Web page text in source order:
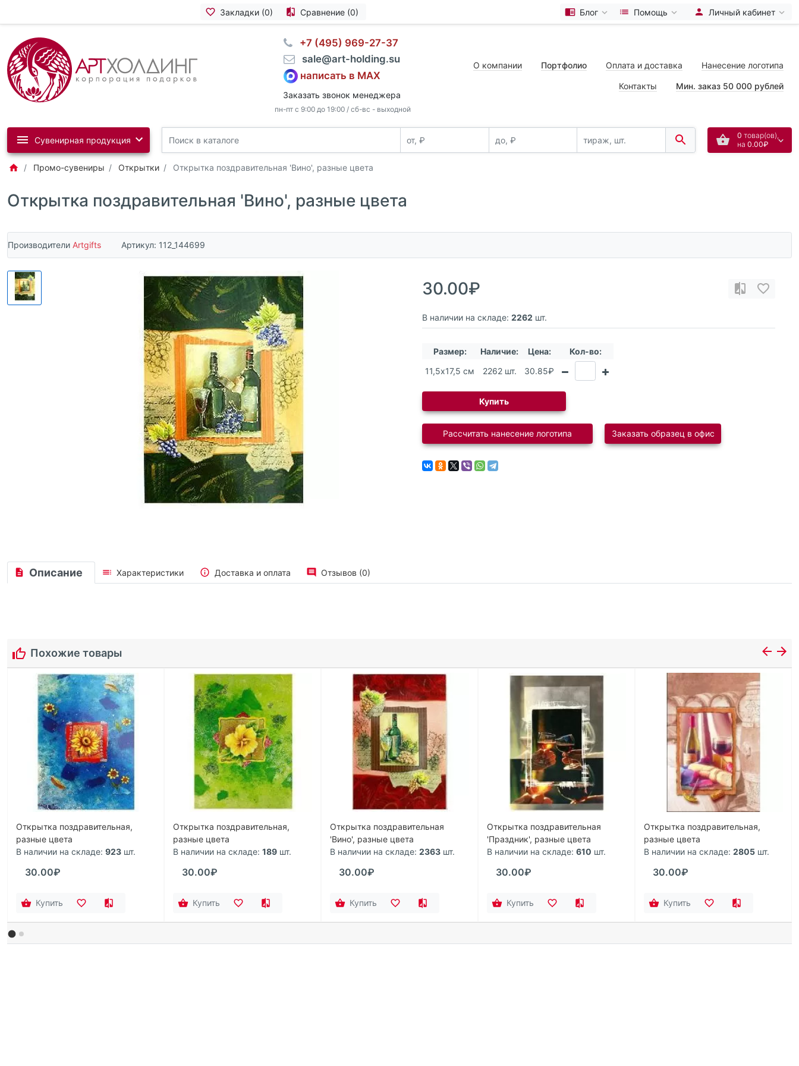
Закладки (0) Сравнение (0) Блог Помощь Личный кабинет
⠀+7 (495) 969-27-37
⠀sale@art-holding.su
написать в MAX
Заказать звонок менеджера
пн-пт с 9:00 до 19:00 / сб-вс - выходной
О компании Портфолио Оплата и доставка Нанесение логотипа
Контакты Мин. заказ 50 000 рублей
0 товар(ов),
на 0.00₽
Сувенирная продукция
Промо-сувениры Открытки Открытка поздравительная 'Вино', разные цвета
Открытка поздравительная 'Вино', разные цвета
Производители Artgifts Артикул: 112_144699
30.00₽
В наличии на складе: 2262 шт.
Размер: Наличие: Цена:
Кол-во:
11,5х17,5 см
2262 шт. 30.85₽
Купить
Рассчитать нанесение логотипа Заказать образец в офис
Описание Характеристики Доставка и оплата Отзывов (0)
Похожие товары
Открытка поздравительная,
разные цвета
В наличии на складе: 923 шт.
30.00₽
Купить
Открытка поздравительная,
разные цвета
В наличии на складе: 189 шт.
30.00₽
Купить
Открытка поздравительная
'Вино', разные цвета
В наличии на складе: 2363 шт.
30.00₽
Купить
Открытка поздравительная
'Праздник', разные цвета
В наличии на складе: 610 шт.
30.00₽
Купить
Открытка поздравительная,
разные цвета
В наличии на складе: 2805 шт.
30.00₽
Купить